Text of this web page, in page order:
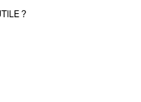
?